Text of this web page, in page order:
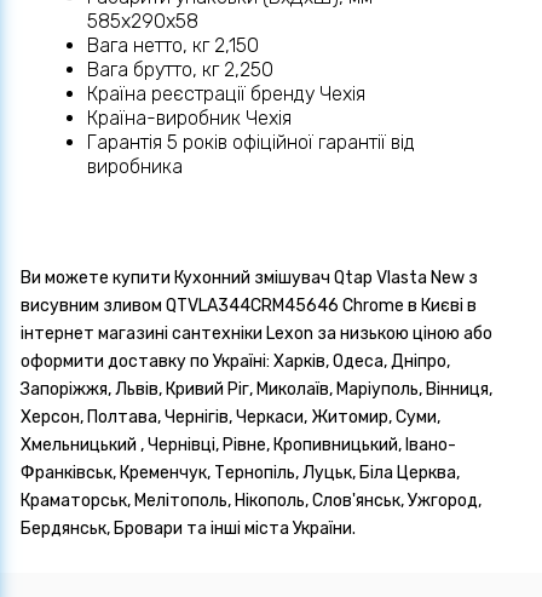
585х290х58
Вага нетто, кг 2,150
Вага брутто, кг 2,250
Країна реєстрації бренду Чехія
Країна-виробник Чехія
Гарантія 5 років офіційної гарантії від
виробника
Ви можете купити Кухонний змішувач Qtap Vlasta New з
висувним зливом QTVLA344CRM45646 Chrome в Києві в
інтернет магазині сантехніки Lexon за низькою ціною або
оформити доставку по Україні: Харків, Одеса, Дніпро,
Запоріжжя, Львів, Кривий Ріг, Миколаїв, Маріуполь, Вінниця,
Херсон, Полтава, Чернігів, Черкаси, Житомир, Суми,
Хмельницький , Чернівці, Рівне, Кропивницький, Івано-
Франківськ, Кременчук, Тернопіль, Луцьк, Біла Церква,
Краматорськ, Мелітополь, Нікополь, Слов'янськ, Ужгород,
Бердянськ, Бровари та інші міста України.